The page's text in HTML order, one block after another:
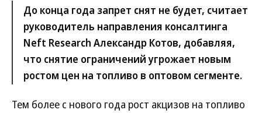
До конца года запрет снят не будет, считает
руководитель направления консалтинга
Neft Research Александр Котов, добавляя,
что снятие ограничений угрожает новым
ростом цен на топливо в оптовом сегменте.
Тем более с нового года рост акцизов на топливо